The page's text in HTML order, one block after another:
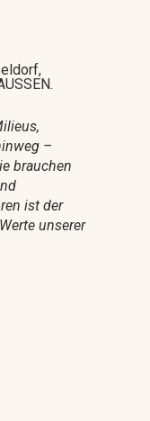
–
brauchen
ist der
unserer